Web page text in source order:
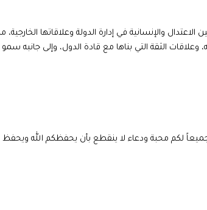
والإنسانية في إدارة الدولة وعلاقاتها
وعلاقات الثقة التي بناها مع قادة الدول، وإلى جانبه
لكم محبة ودعاء لا ينقطع بأن يحفظكم الله ويحفظ